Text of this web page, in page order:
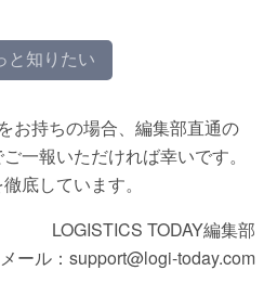
と知りたい
お持ちの場合、編集部直通の
一報いただければ幸いです。
底しています。
LOGISTICS TODAY編集部
メール：support@logi-today.com